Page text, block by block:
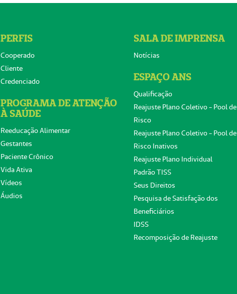
PERFIS
Cooperado
Cliente
Credenciado
PROGRAMA DE ATENÇÃO
À SAÚDE
Reeducação Alimentar
Gestantes
Paciente Crônico
Vida Ativa
Vídeos
Áudios
SALA DE IMPRENSA
Notícias
ESPAÇO ANS
Qualificação
Reajuste Plano Coletivo - Pool de
Risco
Reajuste Plano Coletivo - Pool de
Risco Inativos
Reajuste Plano Individual
Padrão TISS
Seus Direitos
Pesquisa de Satisfação dos
Beneficiários
IDSS
Recomposição de Reajuste